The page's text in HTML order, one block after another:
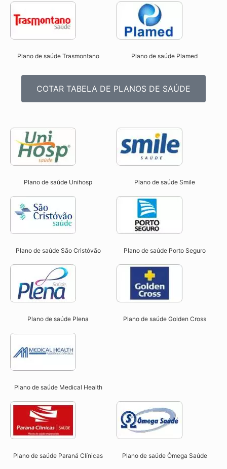
Plano de saúde Trasmontano Plano de saúde Plamed
COTAR TABELA DE PLANOS DE SAÚDE
Plano de saúde Unihosp Plano de saúde Smile
Plano de saúde São Cristóvão Plano de saúde Porto Seguro
Plano de saúde Plena Plano de saúde Golden Cross
Plano de saúde Medical Health
Plano de saúde Paraná Clínicas Plano de saúde Ômega Saúde